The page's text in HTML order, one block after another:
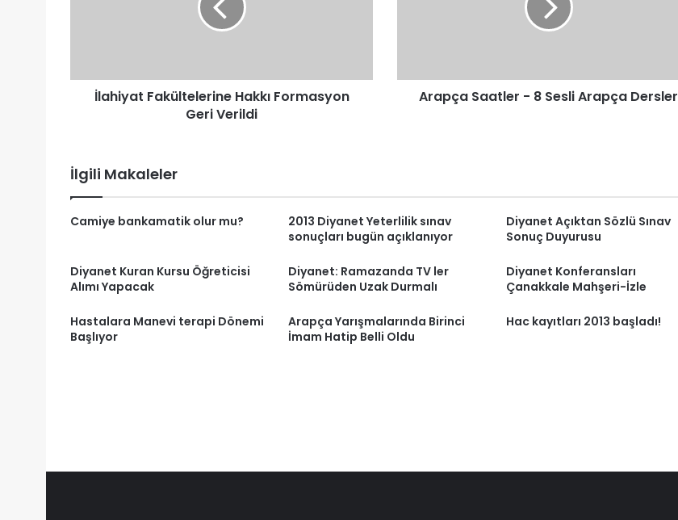
İlahiyat Fakültelerine Hakkı Formasyon
Geri Verildi
Arapça Saatler - 8 Sesli Arapça Dersler
İlgili Makaleler
Camiye bankamatik olur mu?
2013 Diyanet Yeterlilik sınav
sonuçları bugün açıklanıyor
Diyanet Açıktan Sözlü Sınav
Sonuç Duyurusu
Diyanet Kuran Kursu Öğreticisi
Alımı Yapacak
Diyanet: Ramazanda TV ler
Sömürüden Uzak Durmalı
Diyanet Konferansları
Çanakkale Mahşeri-İzle
Hastalara Manevi terapi Dönemi
Başlıyor
Arapça Yarışmalarında Birinci
İmam Hatip Belli Oldu
Hac kayıtları 2013 başladı!